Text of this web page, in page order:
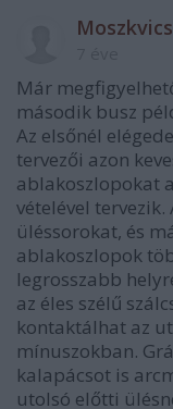
Már
második busz
Az elsőnél
tervezői azon
ablakoszlopokat
vételével
üléssorokat, és
ablakoszlopok
legrosszabb
az éles szélű
kontaktálhat az
mínuszokban.
kalapácsot is
utolsó előtti